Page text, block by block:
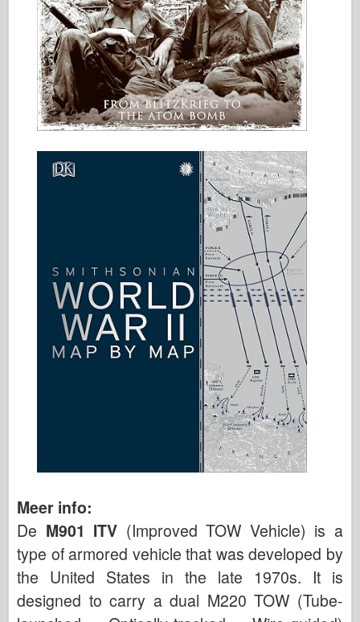
Meer info:
De M901 ITV (Improved TOW Vehicle) is a
type of armored vehicle that was developed by
the United States in the late 1970s. It is
designed to carry a dual M220 TOW (Tube-